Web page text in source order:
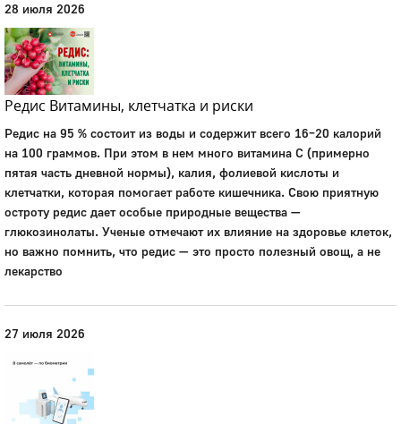
28 июля 2026
Редис Витамины, клетчатка и риски
Редис на 95 % состоит из воды и содержит всего 16–20 калорий
на 100 граммов. При этом в нем много витамина С (примерно
пятая часть дневной нормы), калия, фолиевой кислоты и
клетчатки, которая помогает работе кишечника. Свою приятную
остроту редис дает особые природные вещества —
глюкозинолаты. Ученые отмечают их влияние на здоровье клеток,
но важно помнить, что редис — это просто полезный овощ, а не
лекарство
27 июля 2026